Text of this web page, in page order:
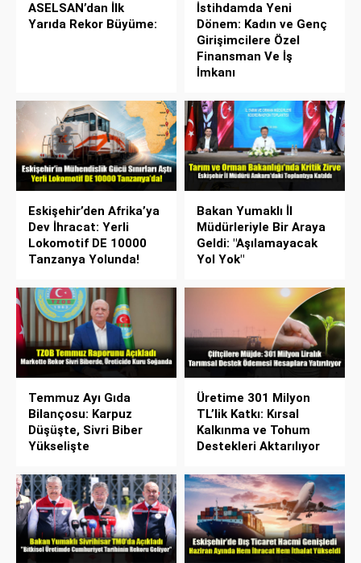
ASELSAN’dan İlk
Yarıda Rekor Büyüme:
İstihdamda Yeni
Dönem: Kadın ve Genç
Girişimcilere Özel
Finansman Ve İş
İmkanı
Eskişehir’den Afrika’ya
Dev İhracat: Yerli
Lokomotif DE 10000
Tanzanya Yolunda!
Bakan Yumaklı İl
Müdürleriyle Bir Araya
Geldi: "Aşılamayacak
Yol Yok"
Temmuz Ayı Gıda
Bilançosu: Karpuz
Düşüşte, Sivri Biber
Yükselişte
Üretime 301 Milyon
TL’lik Katkı: Kırsal
Kalkınma ve Tohum
Destekleri Aktarılıyor